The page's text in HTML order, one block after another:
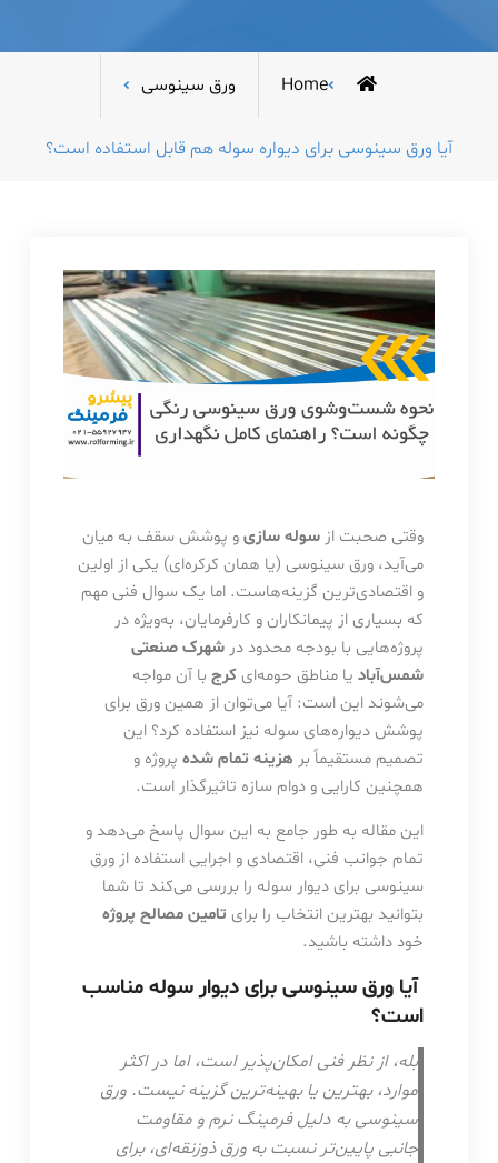
Home ورق سینوسی
آیا ورق سینوسی برای دیواره سوله هم قابل استفاده است؟
وقتی صحبت ازسوله سازیو پوشش سقف به میان
می‌آید، ورق سینوسی (یا همان کرکره‌ای) یکی از اولین
و اقتصادی‌ترین گزینه‌هاست. اما یک سوال فنی مهم
که بسیاری از پیمانکاران و کارفرمایان، به‌ویژه در
پروژه‌هایی با بودجه محدود درشهرک صنعتی
شمس‌آبادیا مناطق حومه‌ای کرجبا آن مواجه
می‌شوند این است: آیا می‌توان از همین ورق برای
پوشش دیواره‌های سوله نیز استفاده کرد؟ این
تصمیم مستقیماً بر هزینه تمام شدهپروژه و
همچنین کارایی و دوام سازه تاثیرگذار است.
این مقاله به طور جامع به این سوال پاسخ می‌دهد و
تمام جوانب فنی، اقتصادی و اجرایی استفاده از ورق
سینوسی برای دیوار سوله را بررسی می‌کند تا شما
بتوانید بهترین انتخاب را برای تامین مصالح پروژه
خود داشته باشید.
آیا ورق سینوسی برای دیوار سوله مناسب
است؟
بله، از نظر فنی امکان‌پذیر است، اما در اکثر
موارد، بهترین یا بهینه‌ترین گزینه نیست. ورق
سینوسی به دلیل فرمینگ نرم و مقاومت
جانبی پایین‌تر نسبت به ورق ذوزنقه‌ای، برای